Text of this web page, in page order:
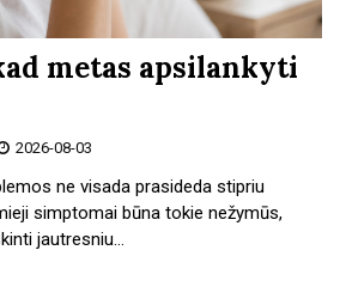
metas apsilankyti
2026-08-03
ne visada prasideda stipriu
simptomai būna tokie nežymūs,
jautresniu…